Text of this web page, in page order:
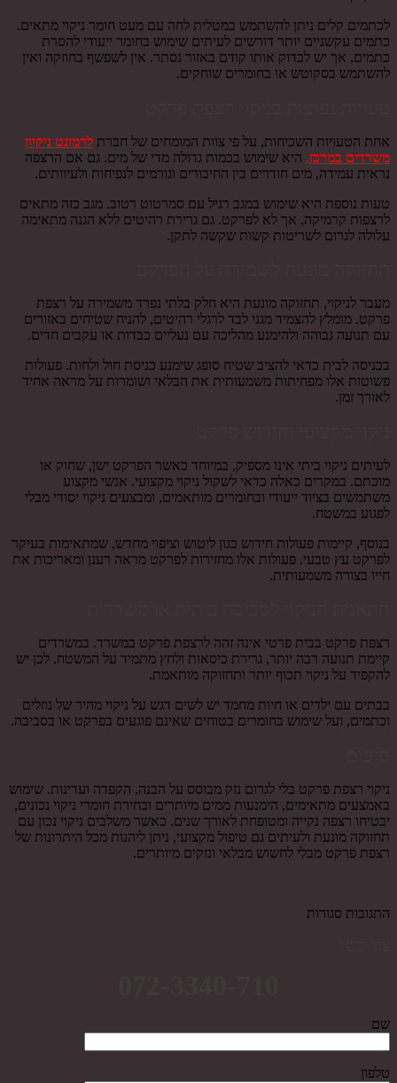
לכתמים קלים ניתן להשתמש במטלית לחה עם מעט חומר ניקוי מתאים.
כתמים עקשניים יותר דורשים לעיתים שימוש בחומר ייעודי להסרת
כתמים, אך יש לבדוק אותו קודם באזור נסתר. אין לשפשף בחוזקה ואין
להשתמש בסקוטש או בחומרים שוחקים.
אחת הטעויות השכיחות, על פי צוות המומחים של חברת לרמונט ניקיון
משרדים במרכז, היא שימוש בכמות גדולה מדי של מים. גם אם הרצפה
נראית עמידה, מים חודרים בין החיבורים וגורמים לנפיחות ולעיוותים.
טעות נוספת היא שימוש במגב רגיל עם סמרטוט רטוב. מגב כזה מתאים
לרצפות קרמיקה, אך לא לפרקט. גם גרירת רהיטים ללא הגנה מתאימה
עלולה לגרום לשריטות קשות שקשה לתקן.
מעבר לניקוי, תחזוקה מונעת היא חלק בלתי נפרד משמירה על רצפת
פרקט. מומלץ להצמיד מגני לבד לרגלי רהיטים, להניח שטיחים באזורים
עם תנועה גבוהה ולהימנע מהליכה עם נעליים כבדות או עקבים חדים.
בכניסה לבית כדאי להציב שטיח סופג שימנע כניסת חול ולחות. פעולות
פשוטות אלו מפחיתות משמעותית את הבלאי ושומרות על מראה אחיד
לאורך זמן.
לעיתים ניקוי ביתי אינו מספיק, במיוחד כאשר הפרקט ישן, שחוק או
מוכתם. במקרים כאלה כדאי לשקול ניקוי מקצועי. אנשי מקצוע
משתמשים בציוד ייעודי ובחומרים מותאמים, ומבצעים ניקוי יסודי מבלי
לפגוע במשטח.
בנוסף, קיימות פעולות חידוש כגון ליטוש וציפוי מחדש, שמתאימות בעיקר
לפרקט עץ טבעי. פעולות אלו מחזירות לפרקט מראה רענן ומאריכות את
חייו בצורה משמעותית.
רצפת פרקט בבית פרטי אינה זהה לרצפת פרקט במשרד. במשרדים
קיימת תנועה רבה יותר, גרירת כיסאות ולחץ מתמיד על המשטח. לכן יש
להקפיד על ניקוי תכוף יותר ותחזוקה מותאמת.
בבתים עם ילדים או חיות מחמד יש לשים דגש על ניקוי מהיר של נוזלים
וכתמים, ועל שימוש בחומרים בטוחים שאינם פוגעים בפרקט או בסביבה.
ניקוי רצפת פרקט בלי לגרום נזק מבוסס על הבנה, הקפדה ועדינות. שימוש
באמצעים מתאימים, הימנעות ממים מיותרים ובחירת חומרי ניקוי נכונים,
יבטיחו רצפה נקייה ומטופחת לאורך שנים. כאשר משלבים ניקוי נכון עם
תחזוקה מונעת ולעיתים גם טיפול מקצועי, ניתן ליהנות מכל היתרונות של
רצפת פרקט מבלי לחשוש מבלאי ונזקים מיותרים.
התגובות סגורות
שם
טלפון